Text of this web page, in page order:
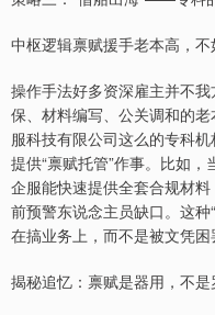
中枢逻辑禀赋援手老本高，不
操作手法好多资深雇主并不
保、材料编写、公关调和的
服科技有限公司这么的专科
提供“禀赋托管”作事。比如
企服能快速提供全套合规材
前预警东说念主员缺口。这
在搞业务上，而不是被文凭困
揭秘追忆：禀赋是器用，不是